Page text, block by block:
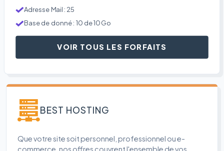
Adresse Mail : 25
Base de donné : 10 de 10Go
VOIR TOUS LES FORFAITS
BEST HOSTING
Que votre site soit personnel, professionnel ou e-
commerce, nos offres couvrent l'ensemble de vos